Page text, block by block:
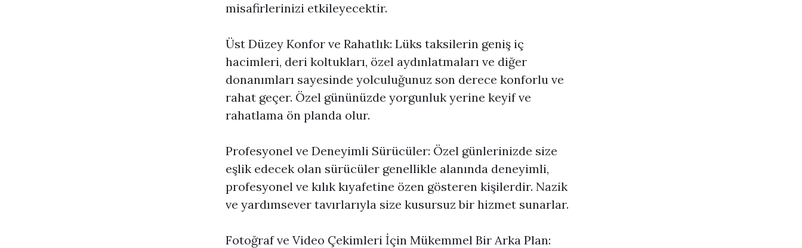
misafirlerinizi etkileyecektir.
Üst Düzey Konfor ve Rahatlık: Lüks taksilerin geniş iç
hacimleri, deri koltukları, özel aydınlatmaları ve diğer
donanımları sayesinde yolculuğunuz son derece konforlu ve
rahat geçer. Özel gününüzde yorgunluk yerine keyif ve
rahatlama ön planda olur.
Profesyonel ve Deneyimli Sürücüler: Özel günlerinizde size
eşlik edecek olan sürücüler genellikle alanında deneyimli,
profesyonel ve kılık kıyafetine özen gösteren kişilerdir. Nazik
ve yardımsever tavırlarıyla size kusursuz bir hizmet sunarlar.
Fotoğraf ve Video Çekimleri İçin Mükemmel Bir Arka Plan: